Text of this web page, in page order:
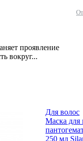
проявление
вокруг...
Для волос
Маска для
250 мл